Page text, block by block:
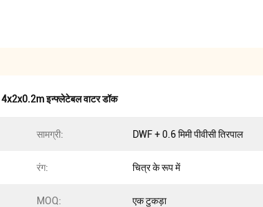
4x2x0.2m इन्फ्लेटेबल वाटर डॉक
सामग्री: DWF + 0.6 मिमी पीवीसी तिरपाल
रंग: चित्र के रूप में
MOQ: एक टुकड़ा